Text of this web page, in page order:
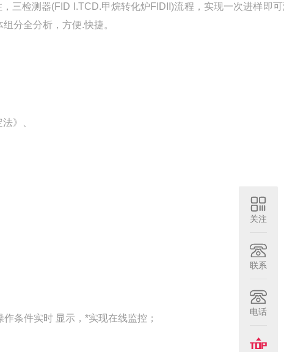
三检测器(FID I.TCD.甲烷转化炉FIDII)流程，实现一次进样即
分全分析，方便.快捷。
》、
条件实时 显示，*实现在线监控；
关注
联系
电话